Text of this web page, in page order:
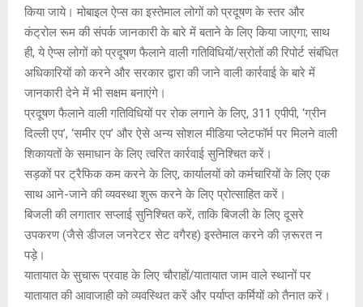
किया जाये। मोबाइल ऐप्स का इस्तेमाल लोगों को प्रदूषण के स्तर और
कंट्रोल रूम की संपर्क जानकारी के बारे में बताने के लिए किया जाएगा; साथ
ही, ये ऐप्स लोगों को प्रदूषण फैलाने वाली गतिविधियों/स्रोतों की रिपोर्ट संबंधित
अधिकारियों को करने और सरकार द्वारा की जाने वाली कार्रवाई के बारे में
जानकारी देने में भी सक्षम बनाएंगे।
प्रदूषण फैलाने वाली गतिविधियों पर रोक लगाने के लिए, 311 एपीपी, ‘ग्रीन
दिल्ली एप’, ‘समीर एप’ और ऐसे अन्य सोशल मीडिया प्लेटफॉर्म पर मिलने वाली
शिकायतों के समाधान के लिए त्वरित कार्रवाई सुनिश्चित करें।
सड़कों पर ट्रैफिक कम करने के लिए, कार्यालयों को कर्मचारियों के लिए एक
साथ आने-जाने की व्यवस्था शुरू करने के लिए प्रोत्साहित करें।
बिजली की लगातार सप्लाई सुनिश्चित करें, ताकि बिजली के लिए दूसरे
उपकरण (जैसे डीजल जनरेटर सेट वगैरह) इस्तेमाल करने की ज़रूरत न
पड़े।
यातायात के सुचारू प्रवाह के लिए चौराहों/यातायात जाम वाले स्थानों पर
यातायात की आवाजाही को व्यवस्थित करें और पर्याप्त कर्मियों को तैनात करें।